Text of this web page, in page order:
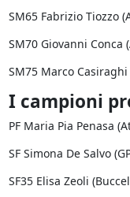
SM65 Fabrizio Tiozzo
SM70 Giovanni Conca
SM75 Marco Casiraghi
I campioni
PF Maria Pia Penasa
SF Simona De Salvo
SF35 Elisa Zeoli